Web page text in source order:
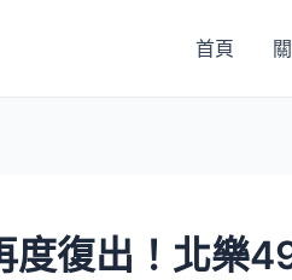
首頁
復出！北樂